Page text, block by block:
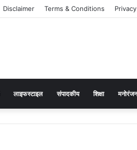
Disclaimer Terms & Conditions
लाइफस्टाइल संपादकीय शिक्षा मनोरंजन